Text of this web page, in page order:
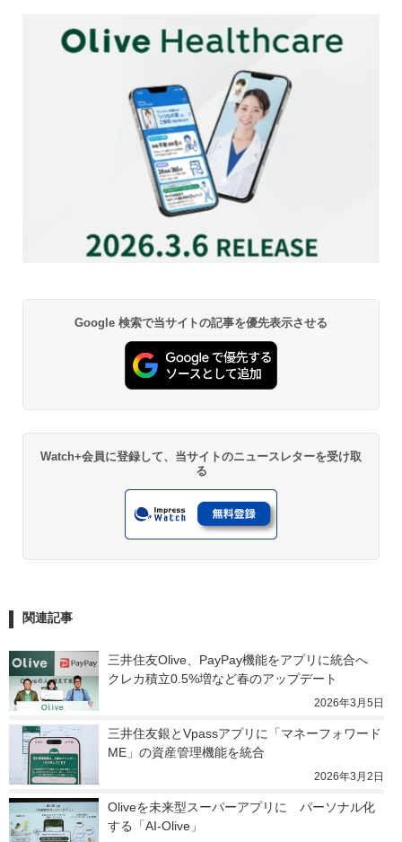
Google 検索で当サイトの記事を優先表示させる
Watch+会員に登録して、当サイトのニュースレターを受け取
る
関連記事
三井住友Olive、PayPay機能をアプリに統合へ
クレカ積立0.5%増など春のアップデート
2026年3月5日
三井住友銀とVpassアプリに「マネーフォワード
ME」の資産管理機能を統合
2026年3月2日
Oliveを未来型スーパーアプリに　パーソナル化
する「AI-Olive」